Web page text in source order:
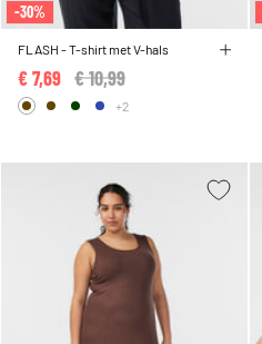
-30%
FLASH - T-shirt met V-hals
Price reduced from
€ 10,99
€ 7,69
+2